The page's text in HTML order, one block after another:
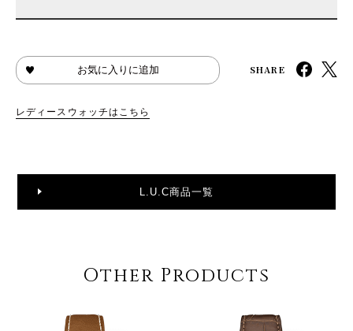
お気に入りに追加 SHARE
レディースウォッチはこちら
L.U.C商品一覧
Other Products